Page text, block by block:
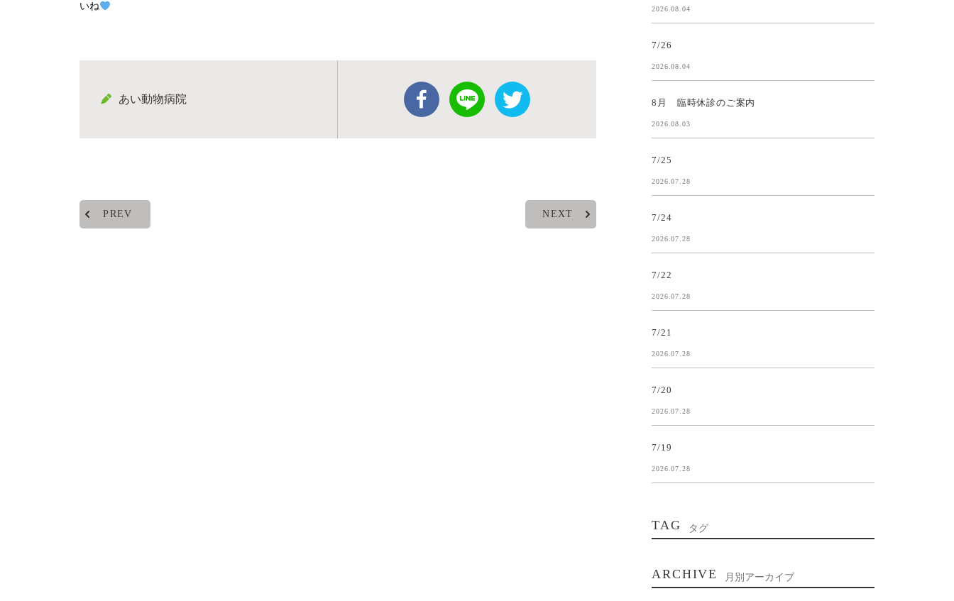
いね
あい動物病院
PREV NEXT
2026.08.04
7/26
2026.08.04
8月 臨時休診のご案内
2026.08.03
7/25
2026.07.28
7/24
2026.07.28
7/22
2026.07.28
7/21
2026.07.28
7/20
2026.07.28
7/19
2026.07.28
TAG タグ
ARCHIVE 月別アーカイブ